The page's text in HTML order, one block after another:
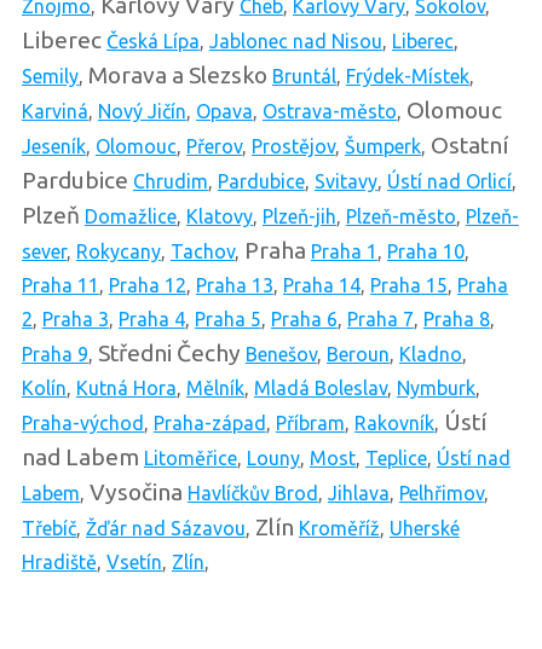
Znojmo, Cheb, Karlovy Vary, Sokolov,
Liberec Česká Lípa, Jablonec nad Nisou, Liberec,
Semily, Morava a Slezsko Bruntál, Frýdek-Místek,
Karviná, Nový Jičín, Opava, Ostrava-město, Olomouc
Jeseník, Olomouc, Přerov, Prostějov, Šumperk, Ostatní
Pardubice Chrudim, Pardubice, Svitavy, Ústí nad Orlicí,
Plzeň Domažlice, Klatovy, Plzeň-jih, Plzeň-město, Plzeň-
sever, Rokycany, Tachov, Praha Praha 1 , Praha 10,
Praha 11 , Praha 12, Praha 13, Praha 14, Praha 15, Praha
2, Praha 3, Praha 4, Praha 5, Praha 6, Praha 7, Praha 8,
Praha 9, Středni Čechy Benešov, Beroun, Kladno,
Kolín, Kutná Hora, Mělník, Mladá Boleslav, Nymburk,
Praha-východ , Praha-západ , Příbram, Rakovník, Ústí
nad Labem Litoměřice, Louny, Most, Teplice, Ústí nad
Labem, Vysočina Havlíčkův Brod , Jihlava, Pelhřimov,
Třebíč, Žďár nad Sázavou, Zlín Kroměříž, Uherské
Hradiště, Vsetín, Zlín,